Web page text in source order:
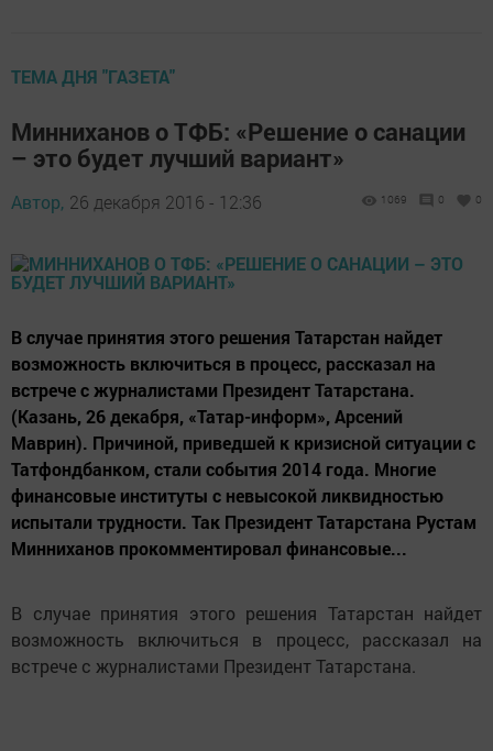
ТЕМА ДНЯ "ГАЗЕТА"
Минниханов о ТФБ: «Решение о санации
– это будет лучший вариант»
Автор, 26 декабря 2016 - 12:36 1069 0 0
В случае принятия этого решения Татарстан найдет
возможность включиться в процесс, рассказал на
встрече с журналистами Президент Татарстана.
(Казань, 26 декабря, «Татар-информ», Арсений
Маврин). Причиной, приведшей к кризисной ситуации с
Татфондбанком, стали события 2014 года. Многие
финансовые институты с невысокой ликвидностью
испытали трудности. Так Президент Татарстана Рустам
Минниханов прокомментировал финансовые...
В случае принятия этого решения Татарстан найдет
возможность включиться в процесс, рассказал на
встрече с журналистами Президент Татарстана.